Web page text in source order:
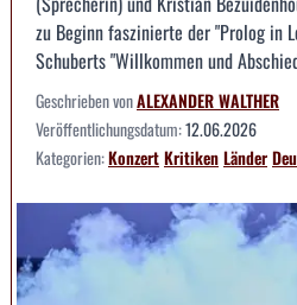
zu Beginn faszinierte der "Prolog in
Schuberts "Willkommen und
Geschrieben vonALEXANDER WALTHER
Veröffentlichungsdatum:12.06.2026
Kategorien:KonzertKritikenLänder